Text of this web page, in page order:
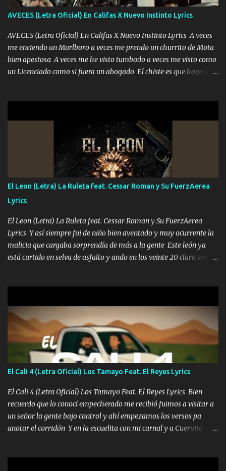
adoro
AVECES (Letra Oficial) En Califas X Nuevo Instinto Lyrics
AVECES (Letra Oficial) En Califas X Nuevo Instinto Lyrics A veces
me enciendo un Marlboro a veces me prendo un churrito de Mota
bien apestosa A veces me he visto tumbado a veces me visto como
un Licenciado como si fuera un abogado El chiste es que hago lo
corriente no quieren verte subir de level trucha mis plebes Música
A veces me pongo un sombrero a veces me ven la cachucha de lado
con la mirada siempre en alto A veces me fajó una super o a veces
me fajó una Glock siempre armado todas las generaciones yo
traigo El chiste es que hago lo que quiero pues así soy me mandó
yo tengo el control a todos yo les paro el dedo soy hocicon un
malcriado un malandrón Que Les importa no saben nada falsas
las risas las que me miran hay gente corriente no quieren ve...
El Leon (Letra) La Ruleta feat. Cessar Roman y Su FuerzAerea
Lyrics
El Leon (Letra) La Ruleta feat. Cessar Roman y Su FuerzAerea
Lyrics Y así siempre fui de niño bien aventado y muy ocurrente la
malicia que cargaba sorprendía de más a la gente Este león ya
está curtido en selva de asfalto y ando en los veinte 20 claro son
pa más pues hay charola les voy a dar hasta topar pues no hay de
otra Música Surcando bien mi camino voy por mi línea no veo a
los lados aquel que no corre vuela no se me duerm voy chicoteado
Ya pasé varias hazañas ya tienen rato que me agarran el colmillo
de este León los estatales no sé esperaron Al tiro esta la PrimiZa
también la nueve que cargo al lado doy la mano al que su amigo y
al traicionero damos pa abajo Y No me paran aquí hay pa más
pues hay charola les voy a dar hasta topar pues no hay de otra...
El Cali 4 (Letra Oficial) Los Tamayo Feat. El Reyes Lyrics
El Cali 4 (Letra Oficial) Los Tamayo Feat. El Reyes Lyrics Bien
recuerdo que lo conocí empecherado me recibió fuimos a visitar a
un señor la gente bajo control y ahí empezamos los versos pa
anotar el corridón Y en la escuelita con mi carnal y a Cuervito